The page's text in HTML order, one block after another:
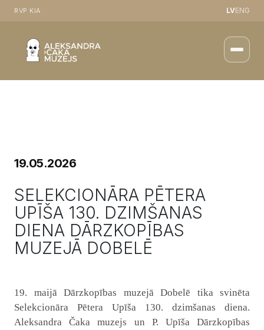
RVP KIA LVENG
19.05.2026
SELEKCIONĀRA PĒTERA
UPĪŠA 130. DZIMŠANAS
DIENA DĀRZKOPĪBAS
MUZEJĀ DOBELĒ
19. maijā Dārzkopības muzejā Dobelē tika svinēta
Selekcionāra Pētera Upīša 130. dzimšanas diena.
Aleksandra Čaka muzejs un P. Upīša Dārzkopības